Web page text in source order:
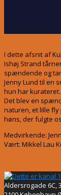
I dette afsnit af
Ishøj Strand
spændende og
Jenny Lund til en
hun har kurateret.
Det blev en
naturen, et lille fly
høns, der fulgte
Medvirkende:
Vært: Mikkel Lau
Aldersrogade 6C, 3